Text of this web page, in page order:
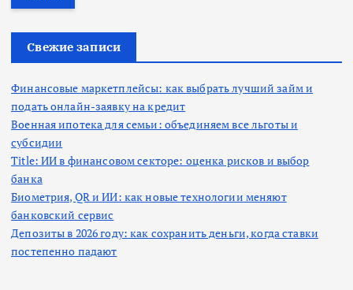
т
Свежие записи
Финансовые маркетплейсы: как выбрать лучший займ и
подать онлайн-заявку на кредит
Военная ипотека для семьи: объединяем все льготы и
субсидии
Title: ИИ в финансовом секторе: оценка рисков и выбор
банка
Биометрия, QR и ИИ: как новые технологии меняют
банковский сервис
Депозиты в 2026 году: как сохранить деньги, когда ставки
постепенно падают